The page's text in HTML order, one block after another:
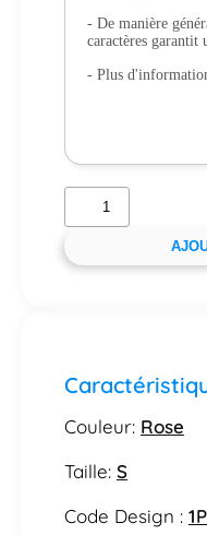
- De manière
caractères
- Plus
Couleur: Rose
Taille: S
Code Design :